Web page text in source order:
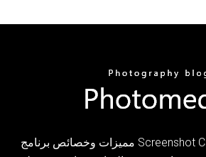
مميزات وخصائص برنامج Screenshot Captor. برنامج مجاني